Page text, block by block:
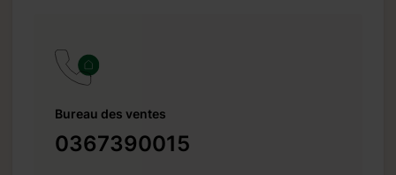
Bureau des ventes
0367390015